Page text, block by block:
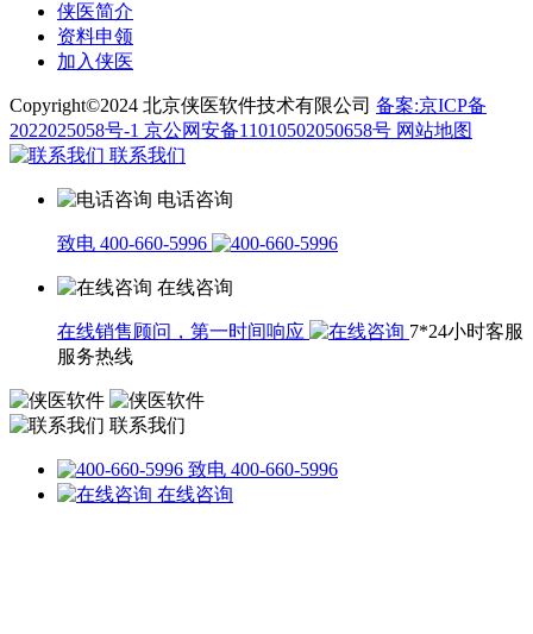
侠医简介
资料申领
加入侠医
Copyright©2024 北京侠医软件技术有限公司 备案:京ICP备
2022025058号-1 京公网安备11010502050658号 网站地图
联系我们
电话咨询
致电 400-660-5996
在线咨询
在线销售顾问，第一时间响应
7*24小时客服
服务热线
联系我们
致电 400-660-5996
在线咨询